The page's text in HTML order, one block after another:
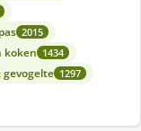
2015
koken 1434
gevogelte 1297